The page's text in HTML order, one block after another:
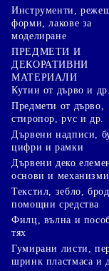
Инструменти,
форми, лакове за
моделиране
ПРЕДМЕТИ И
ДЕКОРАТИВНИ
МАТЕРИАЛИ
Кутии от дърво и др.
Предмети от дърво,
стиропор, pvc и др.
Дървени надписи,
цифри и рамки
Дървени деко
основи и механизми
Текстил, зебло,
помощни средства
Филц, вълна и
тях
Гумирани листи,
шринк пластмаса и